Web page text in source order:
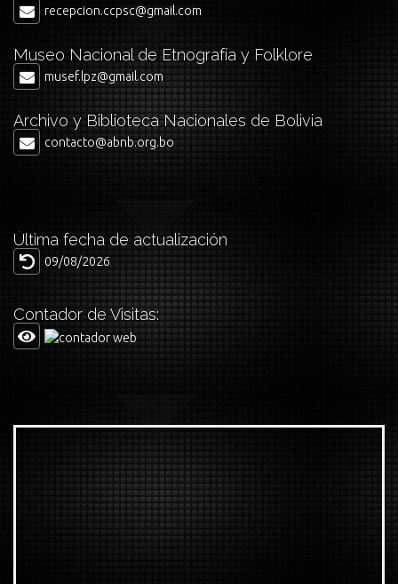
recepcion.ccpsc@gmail.com
Museo Nacional de Etnografía y Folklore
musef.lpz@gmail.com
Archivo y Biblioteca Nacionales de Bolivia
contacto@abnb.org.bo
Última fecha de actualización
09/08/2026
Contador de Visitas: